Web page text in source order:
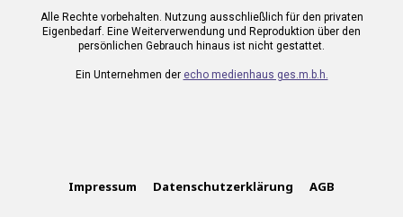
Alle Rechte vorbehalten. Nutzung ausschließlich für den privaten
Eigenbedarf. Eine Weiterverwendung und Reproduktion über den
persönlichen Gebrauch hinaus ist nicht gestattet.
Ein Unternehmen der echo medienhaus ges.m.b.h.
Impressum Datenschutzerklärung AGB